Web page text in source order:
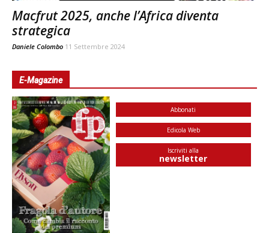
Macfrut 2025, anche l’Africa diventa
strategica
Daniele Colombo 11 Settembre 2024
E-Magazine
Abbonati
Edicola Web
Iscriviti alla
newsletter